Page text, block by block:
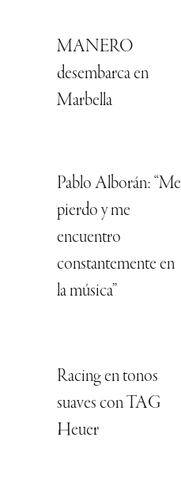
MANERO
desembarca en
Marbella
Pablo Alborán: “Me
pierdo y me
encuentro
constantemente en
la música”
Racing en tonos
suaves con TAG
Heuer